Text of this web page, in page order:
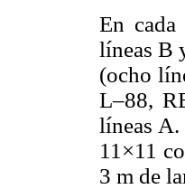
En
líneas B
(ocho
L–88,
líneas
11×11
3 m de